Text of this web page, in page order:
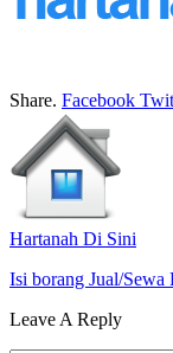
Share. Facebook
Hartanah Di Sini
Isi borang Jual/Sewa
Leave A Reply